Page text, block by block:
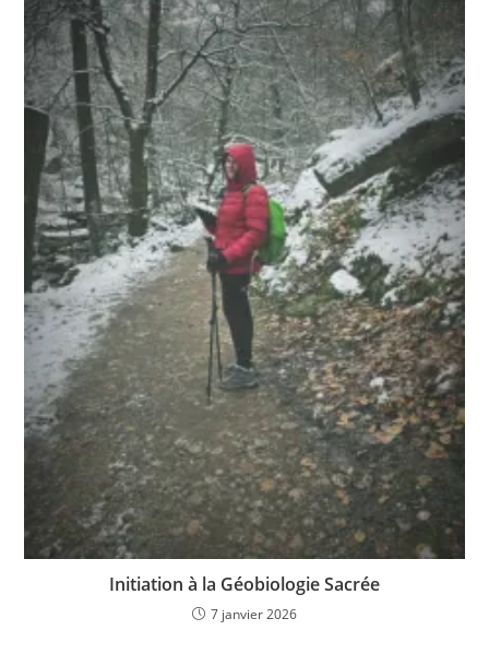
Initiation à la Géobiologie Sacrée
7 janvier 2026